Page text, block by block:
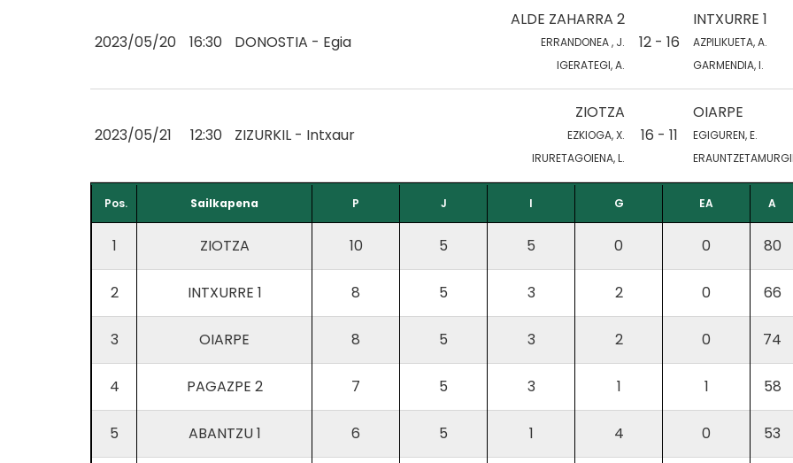
2023/05/20 16:30 DONOSTIA - Egia
ALDE ZAHARRA 2
ERRANDONEA , J.
IGERATEGI, A.
12 - 16
INTXURRE 1
AZPILIKUETA, A.
GARMENDIA, I.
2023/05/21 12:30 ZIZURKIL - Intxaur
ZIOTZA
EZKIOGA, X.
IRURETAGOIENA, L.
16 - 11
OIARPE
EGIGUREN, E.
Pos. Sailkapena P J I G EA A
1 ZIOTZA 10 5 5 0 0 80
2 INTXURRE 1 8 5 3 2 0 66
3 OIARPE 8 5 3 2 0 74
4 PAGAZPE 2 7 5 3 1 1 58
5 ABANTZU 1 6 5 1 4 0 53